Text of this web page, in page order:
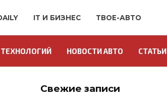
IT И БИЗНЕС ТВОЕ-АВТО
НОВОСТИ АВТО СТАТЬИ
Свежие записи